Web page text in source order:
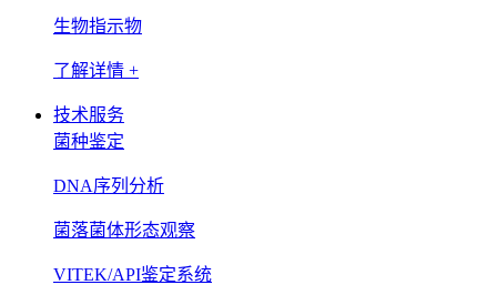
生物指示物
了解详情 +
技术服务
菌种鉴定
DNA序列分析
菌落菌体形态观察
VITEK/API鉴定系统